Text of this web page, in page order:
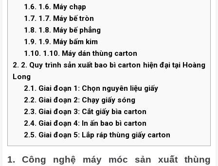
1.6. 1.6. Máy chạp
1.7. 1.7. Máy bế tròn
1.8. 1.8. Máy bế phẳng
1.9. 1.9. Máy bấm kim
1.10. 1.10. Máy dán thùng carton
2. 2. Quy trình sản xuất bao bì carton hiện đại tại Hoàng
Long
2.1. Giai đoạn 1: Chọn nguyên liệu giấy
2.2. Giai đoạn 2: Chạy giấy sóng
2.3. Giai đoạn 3: Cắt giấy bìa carton
2.4. Giai đoạn 4: In ấn bao bì carton
2.5. Giai đoạn 5: Lắp ráp thùng giấy carton
1. Công nghệ máy móc sản xuất thùng